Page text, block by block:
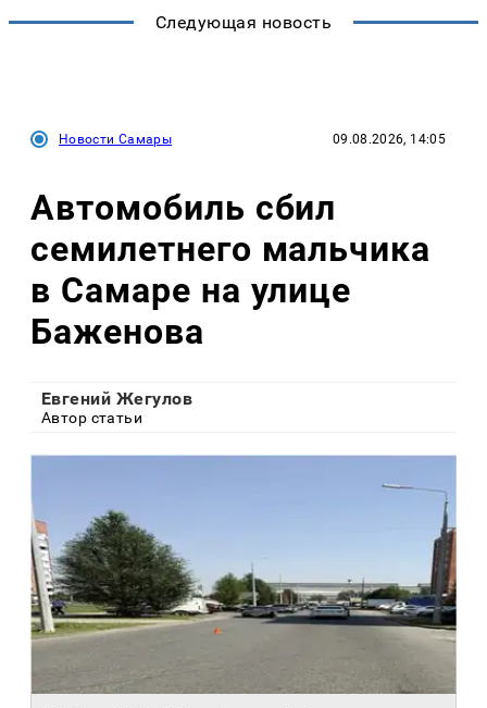
Следующая новость
Новости Самары 09.08.2026, 14:05
Автомобиль сбил
семилетнего мальчика
в Самаре на улице
Баженова
Евгений Жегулов
Автор статьи